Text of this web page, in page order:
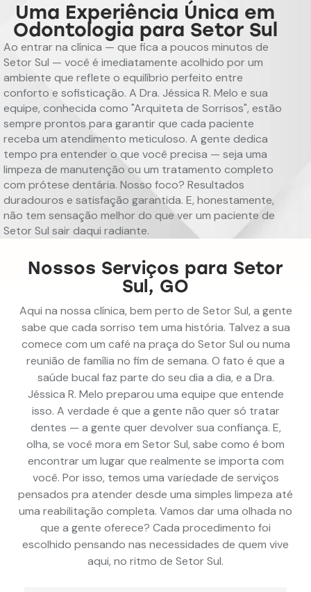
Uma Experiência Única em
Odontologia para Setor Sul
Ao entrar na clínica — que fica a poucos minutos de
Setor Sul — você é imediatamente acolhido por um
ambiente que reflete o equilíbrio perfeito entre
conforto e sofisticação. A Dra. Jéssica R. Melo e sua
equipe, conhecida como "Arquiteta de Sorrisos", estão
sempre prontos para garantir que cada paciente
receba um atendimento meticuloso. A gente dedica
tempo pra entender o que você precisa — seja uma
limpeza de manutenção ou um tratamento completo
com prótese dentária. Nosso foco? Resultados
duradouros e satisfação garantida. E, honestamente,
não tem sensação melhor do que ver um paciente de
Setor Sul sair daqui radiante.
Nossos Serviços para Setor
Sul, GO
Aqui na nossa clínica, bem perto de Setor Sul, a gente
sabe que cada sorriso tem uma história. Talvez a sua
comece com um café na praça do Setor Sul ou numa
reunião de família no fim de semana. O fato é que a
saúde bucal faz parte do seu dia a dia, e a Dra.
Jéssica R. Melo preparou uma equipe que entende
isso. A verdade é que a gente não quer só tratar
dentes — a gente quer devolver sua confiança. E,
olha, se você mora em Setor Sul, sabe como é bom
encontrar um lugar que realmente se importa com
você. Por isso, temos uma variedade de serviços
pensados pra atender desde uma simples limpeza até
uma reabilitação completa. Vamos dar uma olhada no
que a gente oferece? Cada procedimento foi
escolhido pensando nas necessidades de quem vive
aqui, no ritmo de Setor Sul.